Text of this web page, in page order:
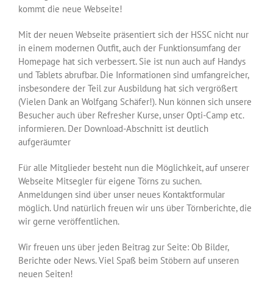
kommt die neue Webseite!
Mit der neuen Webseite präsentiert sich der HSSC nicht nur
in einem modernen Outfit, auch der Funktionsumfang der
Homepage hat sich verbessert. Sie ist nun auch auf Handys
und Tablets abrufbar. Die Informationen sind umfangreicher,
insbesondere der Teil zur Ausbildung hat sich vergrößert
(Vielen Dank an Wolfgang Schäfer!). Nun können sich unsere
Besucher auch über Refresher Kurse, unser Opti-Camp etc.
informieren. Der Download-Abschnitt ist deutlich
aufgeräumter
Für alle Mitglieder besteht nun die Möglichkeit, auf unserer
Webseite Mitsegler für eigene Törns zu suchen.
Anmeldungen sind über unser neues Kontaktformular
möglich. Und natürlich freuen wir uns über Törnberichte, die
wir gerne veröffentlichen.
Wir freuen uns über jeden Beitrag zur Seite: Ob Bilder,
Berichte oder News. Viel Spaß beim Stöbern auf unseren
neuen Seiten!